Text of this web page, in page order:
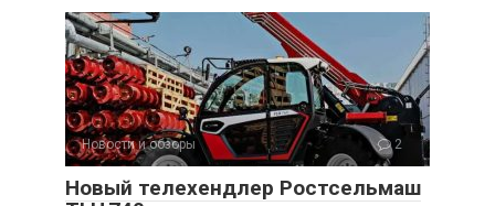
Новости и обзоры 2
Новый телехендлер Ростсельмаш